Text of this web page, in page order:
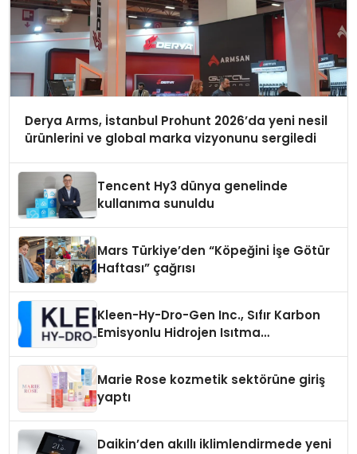
Derya Arms, İstanbul Prohunt 2026’da yeni nesil
ürünlerini ve global marka vizyonunu sergiledi
Tencent Hy3 dünya genelinde
kullanıma sunuldu
Mars Türkiye’den “Köpeğini İşe Götür
Haftası” çağrısı
Kleen-Hy-Dro-Gen Inc., Sıfır Karbon
Emisyonlu Hidrojen Isıtma
Marie Rose kozmetik sektörüne giriş
yaptı
Daikin’den akıllı iklimlendirmede yeni